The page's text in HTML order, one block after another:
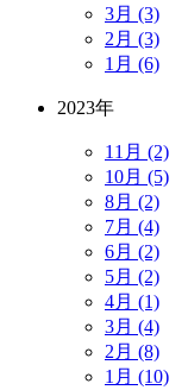
3月 (3)
2月 (3)
1月 (6)
2023年
11月 (2)
10月 (5)
8月 (2)
7月 (4)
6月 (2)
5月 (2)
4月 (1)
3月 (4)
2月 (8)
1月 (10)